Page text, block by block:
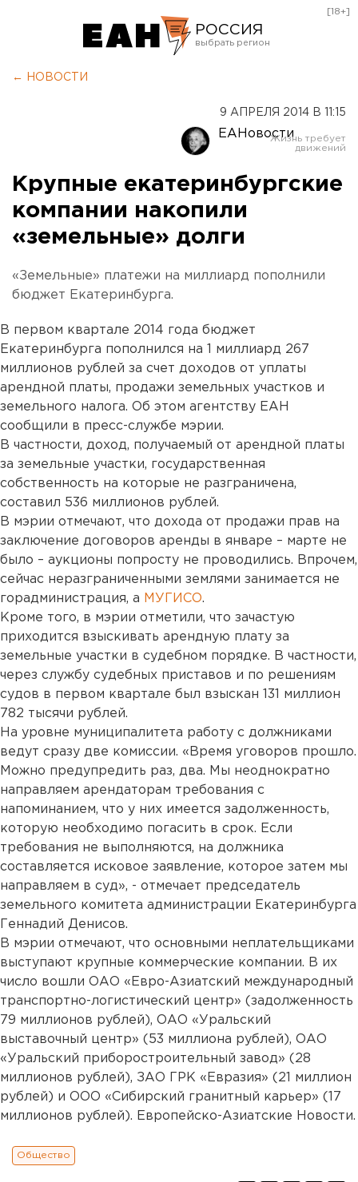
РОССИЯ
Оренбург
[18+]
← НОВОСТИ
9 АПРЕЛЯ 2014 В 11:15
ЕАНовости
Крупные екатеринбургские
компании накопили
«земельные» долги
«Земельные» платежи на миллиард пополнили
бюджет Екатеринбурга.
В первом квартале 2014 года бюджет
Екатеринбурга пополнился на 1 миллиард 267
миллионов рублей за счет доходов от уплаты
арендной платы, продажи земельных участков и
земельного налога. Об этом агентству ЕАН
сообщили в пресс-службе мэрии.
В частности, доход, получаемый от арендной платы
за земельные участки, государственная
собственность на которые не разграничена,
составил 536 миллионов рублей.
В мэрии отмечают, что дохода от продажи прав на
заключение договоров аренды в январе – марте не
было – аукционы попросту не проводились. Впрочем,
сейчас неразграниченными землями занимается не
горадминистрация, а МУГИСО.
Кроме того, в мэрии отметили, что зачастую
приходится взыскивать арендную плату за
земельные участки в судебном порядке. В частности,
через службу судебных приставов и по решениям
судов в первом квартале был взыскан 131 миллион
782 тысячи рублей.
На уровне муниципалитета работу с должниками
ведут сразу две комиссии. «Время уговоров прошло.
Можно предупредить раз, два. Мы неоднократно
направляем арендаторам требования с
напоминанием, что у них имеется задолженность,
которую необходимо погасить в срок. Если
требования не выполняются, на должника
составляется исковое заявление, которое затем мы
направляем в суд», - отмечает председатель
земельного комитета администрации Екатеринбурга
Геннадий Денисов.
В мэрии отмечают, что основными неплательщиками
выступают крупные коммерческие компании. В их
число вошли ОАО «Евро-Азиатский международный
транспортно-логистический центр» (задолженность
79 миллионов рублей), ОАО «Уральский
выставочный центр» (53 миллиона рублей), ОАО
«Уральский приборостроительный завод» (28
миллионов рублей), ЗАО ГРК «Евразия» (21 миллион
рублей) и ООО «Сибирский гранитный карьер» (17
миллионов рублей). Европейско-Азиатские Новости.
Общество